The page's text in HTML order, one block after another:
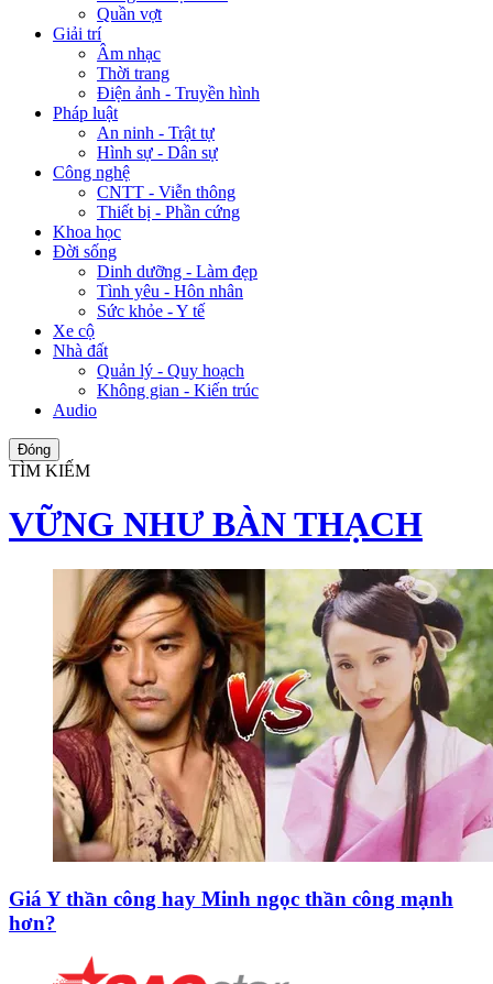
Quần vợt
Giải trí
Âm nhạc
Thời trang
Điện ảnh - Truyền hình
Pháp luật
An ninh - Trật tự
Hình sự - Dân sự
Công nghệ
CNTT - Viễn thông
Thiết bị - Phần cứng
Khoa học
Đời sống
Dinh dưỡng - Làm đẹp
Tình yêu - Hôn nhân
Sức khỏe - Y tế
Xe cộ
Nhà đất
Quản lý - Quy hoạch
Không gian - Kiến trúc
Audio
Đóng
TÌM KIẾM
VỮNG NHƯ BÀN THẠCH
Giá Y thần công hay Minh ngọc thần công mạnh
hơn?